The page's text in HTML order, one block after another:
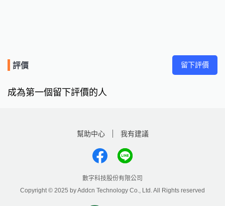
評價 留下評價
成為第一個留下評價的人
幫助中心 我有建議
數字科技股份有限公司
Copyright © 2025 by Addcn Technology Co., Ltd. All Rights reserved